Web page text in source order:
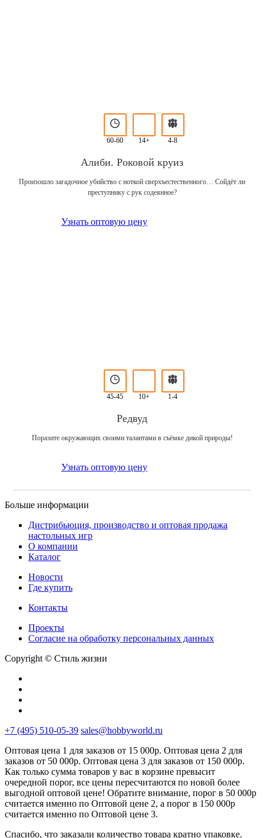
60-60 14+ 4-8
Алиби. Роковой круиз
Произошло загадочное убийство с ноткой сверхъестественного… Сойдёт ли
преступнику с рук содеянное?
Узнать оптовую цену
45-45 10+ 1-4
Редвуд
Поразите окружающих своими талантами в съёмке дикой природы!
Узнать оптовую цену
Больше информации
Дистрибьюция, производство и оптовая продажа
настольных игр
О компании
Каталог
Новости
Где купить
Контакты
Проекты
Cогласие на обработку персональных данных
Copyright © Стиль жизни
+7 (495) 510-05-39 sales@hobbyworld.ru
Оптовая цена 1 для заказов от 15 000р. Оптовая цена 2 для
заказов от 50 000р. Оптовая цена 3 для заказов от 150 000р.
Как только сумма товаров у вас в корзине превысит
очередной порог, все цены пересчитаются по новой более
выгодной оптовой цене! Обратите внимание, порог в 50 000р
считается именно по Оптовой цене 2, а порог в 150 000р
считается именно по Оптовой цене 3.
Спасибо, что заказали количество товара кратно упаковке.